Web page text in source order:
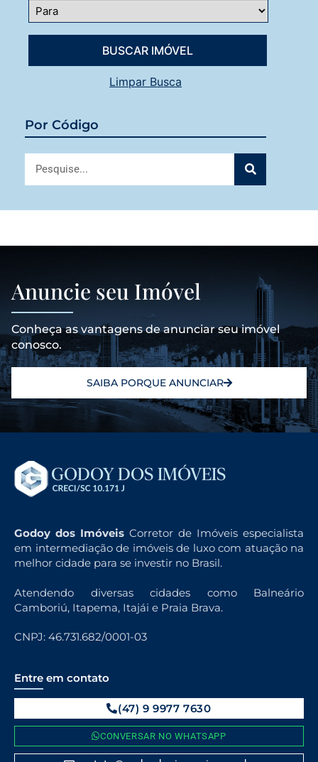
Limpar Busca
Por Código
Anuncie seu Imóvel
Conheça as vantagens de anunciar seu imóvel
conosco.
SAIBA PORQUE ANUNCIAR
Godoy dos Imóveis Corretor de Imóveis especialista
em intermediação de imóveis de luxo com atuação na
melhor cidade para se investir no Brasil.
Atendendo diversas cidades como Balneário
Camboriú, Itapema, Itajái e Praia Brava.
CNPJ: 46.731.682/0001-03
Entre em contato
(47) 9 9977 7630
CONVERSAR NO WHATSAPP